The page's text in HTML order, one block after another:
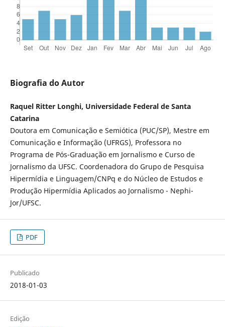
Biografia do Autor
Raquel Ritter Longhi, Universidade Federal de Santa
Catarina
Doutora em Comunicação e Semiótica (PUC/SP), Mestre em
Comunicação e Informação (UFRGS), Professora no
Programa de Pós-Graduação em Jornalismo e Curso de
Jornalismo da UFSC. Coordenadora do Grupo de Pesquisa
Hipermídia e Linguagem/CNPq e do Núcleo de Estudos e
Produção Hipermídia Aplicados ao Jornalismo - Nephi-
Jor/UFSC.
PDF
Publicado
2018-01-03
Edição